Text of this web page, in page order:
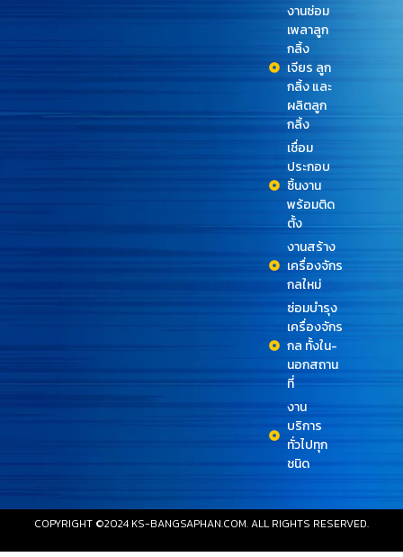
งานซ่อม
เพลาลูก
กลิ้ง
เจียร ลูก
กลิ้ง และ
ผลิตลูก
กลิ้ง
เชื่อม
ประกอบ
ชิ้นงาน
พร้อมติด
ตั้ง
งานสร้าง
เครื่องจักร
กลใหม่
ซ่อมบำรุง
เครื่องจักร
กล ทั้งใน-
นอกสถาน
ที่
งาน
บริการ
ทั่วไปทุก
ชนิด
COPYRIGHT ©2024 KS-BANGSAPHAN.COM. ALL RIGHTS RESERVED.